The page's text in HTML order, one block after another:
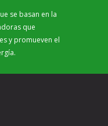
se basan en la
que
y promueven el